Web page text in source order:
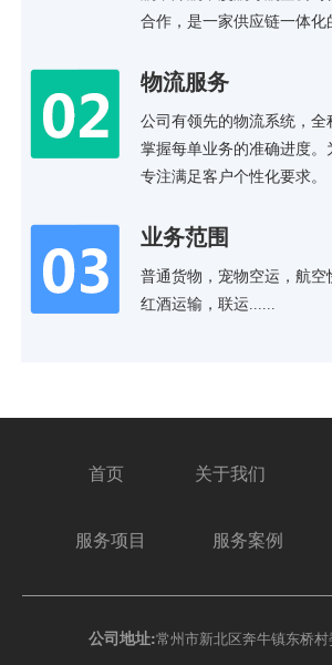
合作，是一家供应链一体化
物流服务
公司有领先的物流系统，全
掌握每单业务的准确进度。
专注满足客户个性化要求。
业务范围
普通货物，宠物空运，航空
红酒运输，联运......
首页 关于我们
服务项目 服务案例
公司地址:常州市新北区奔牛镇东桥